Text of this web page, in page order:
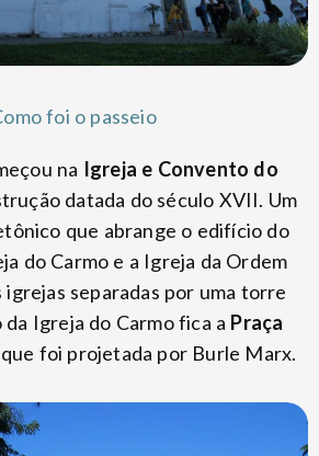
foi o passeio
na Igreja e Convento do
datada do século XVII. Um
que abrange o edifício do
do Carmo e a Igreja da Ordem
igrejas separadas por uma torre
Igreja do Carmo fica a Praça
foi projetada por Burle Marx.